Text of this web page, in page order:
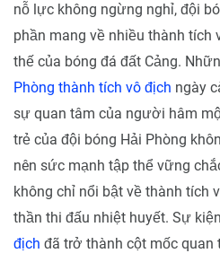
nỗ lực không ngừng nghỉ, đội
phần mang về nhiều thành tích
thế của bóng đá đất Cảng.
Phòng thành tích vô địch ngày
sự quan tâm của người hâm
trẻ của đội bóng Hải Phòng
nên sức mạnh tập thể vững
không chỉ nổi bật về thành tích
thần thi đấu nhiệt huyết. Sự kiện
địch đã trở thành cột mốc quan